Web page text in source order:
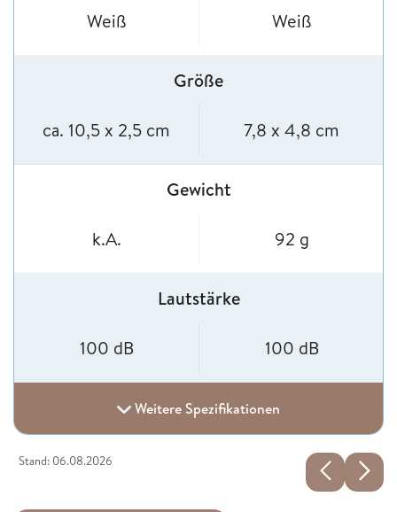
Weiß Weiß
Größe
ca. 10,5 x 2,5 cm 7,8 x 4,8 cm
Gewicht
k.A. 92 g
Lautstärke
100 dB 100 dB
Weitere Spezifikationen
Stand: 06.08.2026